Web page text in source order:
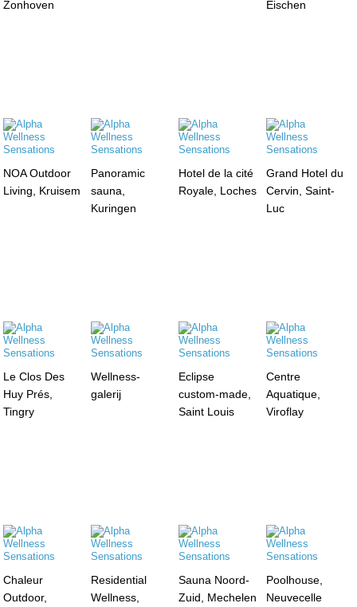
Zonhoven
Eischen
NOA Outdoor
Living, Kruisem
Panoramic
sauna,
Kuringen
Hotel de la cité
Royale, Loches
Grand Hotel du
Cervin, Saint-
Luc
Le Clos Des
Huy Prés,
Tingry
Wellness-
galerij
Eclipse
custom-made,
Saint Louis
Centre
Aquatique,
Viroflay
Chaleur
Outdoor,
Residential
Wellness,
Sauna Noord-
Zuid, Mechelen
Poolhouse,
Neuvecelle